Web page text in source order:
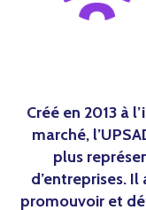
Créé en 2013 à
marché,
plus
d’entreprises.
promouvoir et